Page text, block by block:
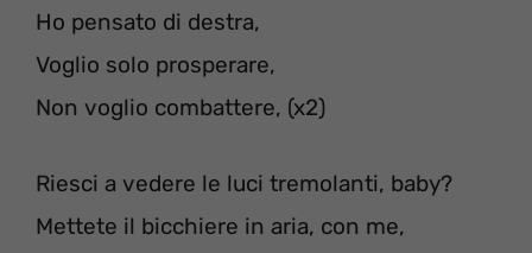
Ho pensato di destra,
Voglio solo prosperare,
Non voglio combattere, (x2)
Riesci a vedere le luci tremolanti, baby?
Mettete il bicchiere in aria, con me,